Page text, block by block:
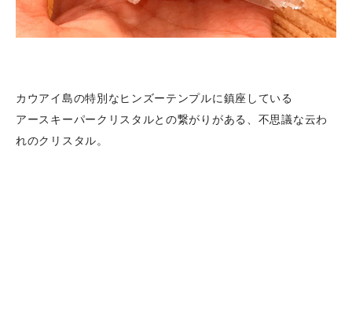
カウアイ島の特別なヒンズーテンプルに鎮座している
アースキーパークリスタルとの繋がりがある、不思議な云わ
れのクリスタル。